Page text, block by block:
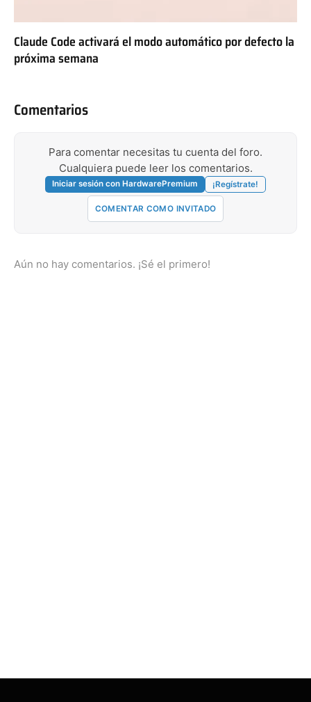
Claude Code activará el modo automático por defecto la
próxima semana
Comentarios
Para comentar necesitas tu cuenta del foro.
Cualquiera puede leer los comentarios.
Iniciar sesión con HardwarePremium ¡Regístrate!
COMENTAR COMO INVITADO
Aún no hay comentarios. ¡Sé el primero!